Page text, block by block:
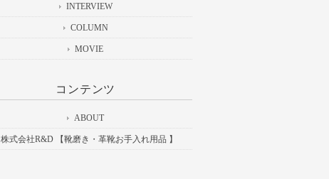
INTERVIEW
COLUMN
MOVIE
コンテンツ
ABOUT
株式会社R&D 【靴磨き・革靴お手入れ用品 】